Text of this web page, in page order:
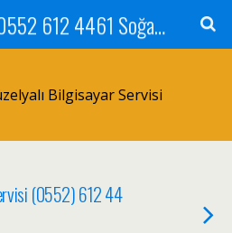
Teknik Servis, 0552 612 4461 Soğanlık Bilgisayar Teknik Servisi ve Tamiri
Bilgisayar Servisi
(0552) 612 44